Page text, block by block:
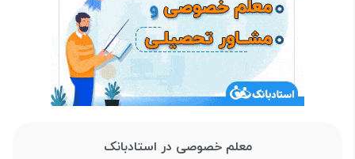
معلم خصوصی در استادبانک